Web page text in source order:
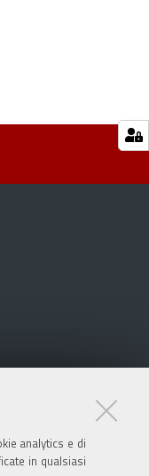
analytics e di
in qualsiasi